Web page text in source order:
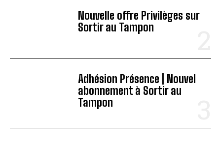
Nouvelle offre Privilèges sur
Sortir au Tampon
Adhésion Présence | Nouvel
abonnement à Sortir au
Tampon